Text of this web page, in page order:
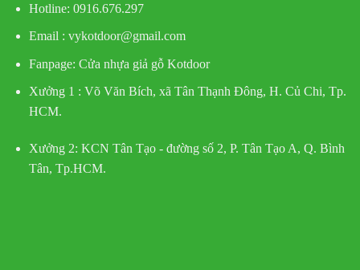
Hotline: 0916.676.297
Email : vykotdoor@gmail.com
Fanpage: Cửa nhựa giả gỗ Kotdoor
Xưởng 1 : Võ Văn Bích, xã Tân Thạnh Đông, H. Củ Chi, Tp.
HCM.
Xưởng 2: KCN Tân Tạo - đường số 2, P. Tân Tạo A, Q. Bình
Tân, Tp.HCM.